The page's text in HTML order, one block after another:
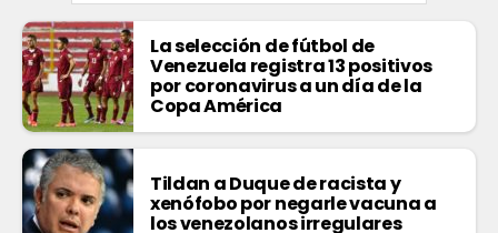
La selección de fútbol de
Venezuela registra 13 positivos
por coronavirus a un día de la
Copa América
Tildan a Duque de racista y
xenófobo por negarle vacuna a
los venezolanos irregulares